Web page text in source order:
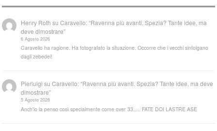
Henry Roth suCaravello: “Ravenna più avanti. Spezia? Tante idee, ma
deve dimostrare”
6 Agosto 2026
Caravello ha ragione. Ha fotografato la situazione. Occorre che i vecchi sintolgano
dagli zebedei!
Pierluigi suCaravello: “Ravenna più avanti. Spezia? Tante idee, ma deve
dimostrare”
5 Agosto 2026
Anch'io la penso così specialmente come over 33..... FATE DOI LASTRE ASE